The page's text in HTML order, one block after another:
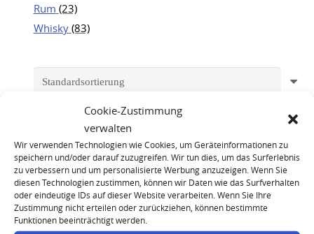
Cookie-Zustimmung
verwalten
Wir verwenden Technologien wie Cookies, um Geräteinformationen zu
speichern und/oder darauf zuzugreifen. Wir tun dies, um das Surferlebnis
zu verbessern und um personalisierte Werbung anzuzeigen. Wenn Sie
diesen Technologien zustimmen, können wir Daten wie das Surfverhalten
oder eindeutige IDs auf dieser Website verarbeiten. Wenn Sie Ihre
Zustimmung nicht erteilen oder zurückziehen, können bestimmte
Funktionen beeinträchtigt werden.
Rum (23)
Whisky (83)